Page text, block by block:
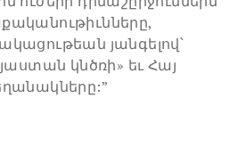
յանգելով՝
կնծռի» եւ Հայ